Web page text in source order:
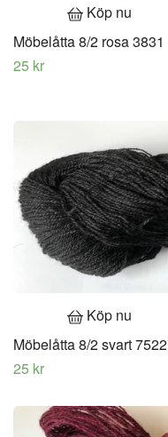
Köp nu
Möbelåtta 8/2 rosa 3831
25 kr
Köp nu
Möbelåtta 8/2 svart 7522
25 kr